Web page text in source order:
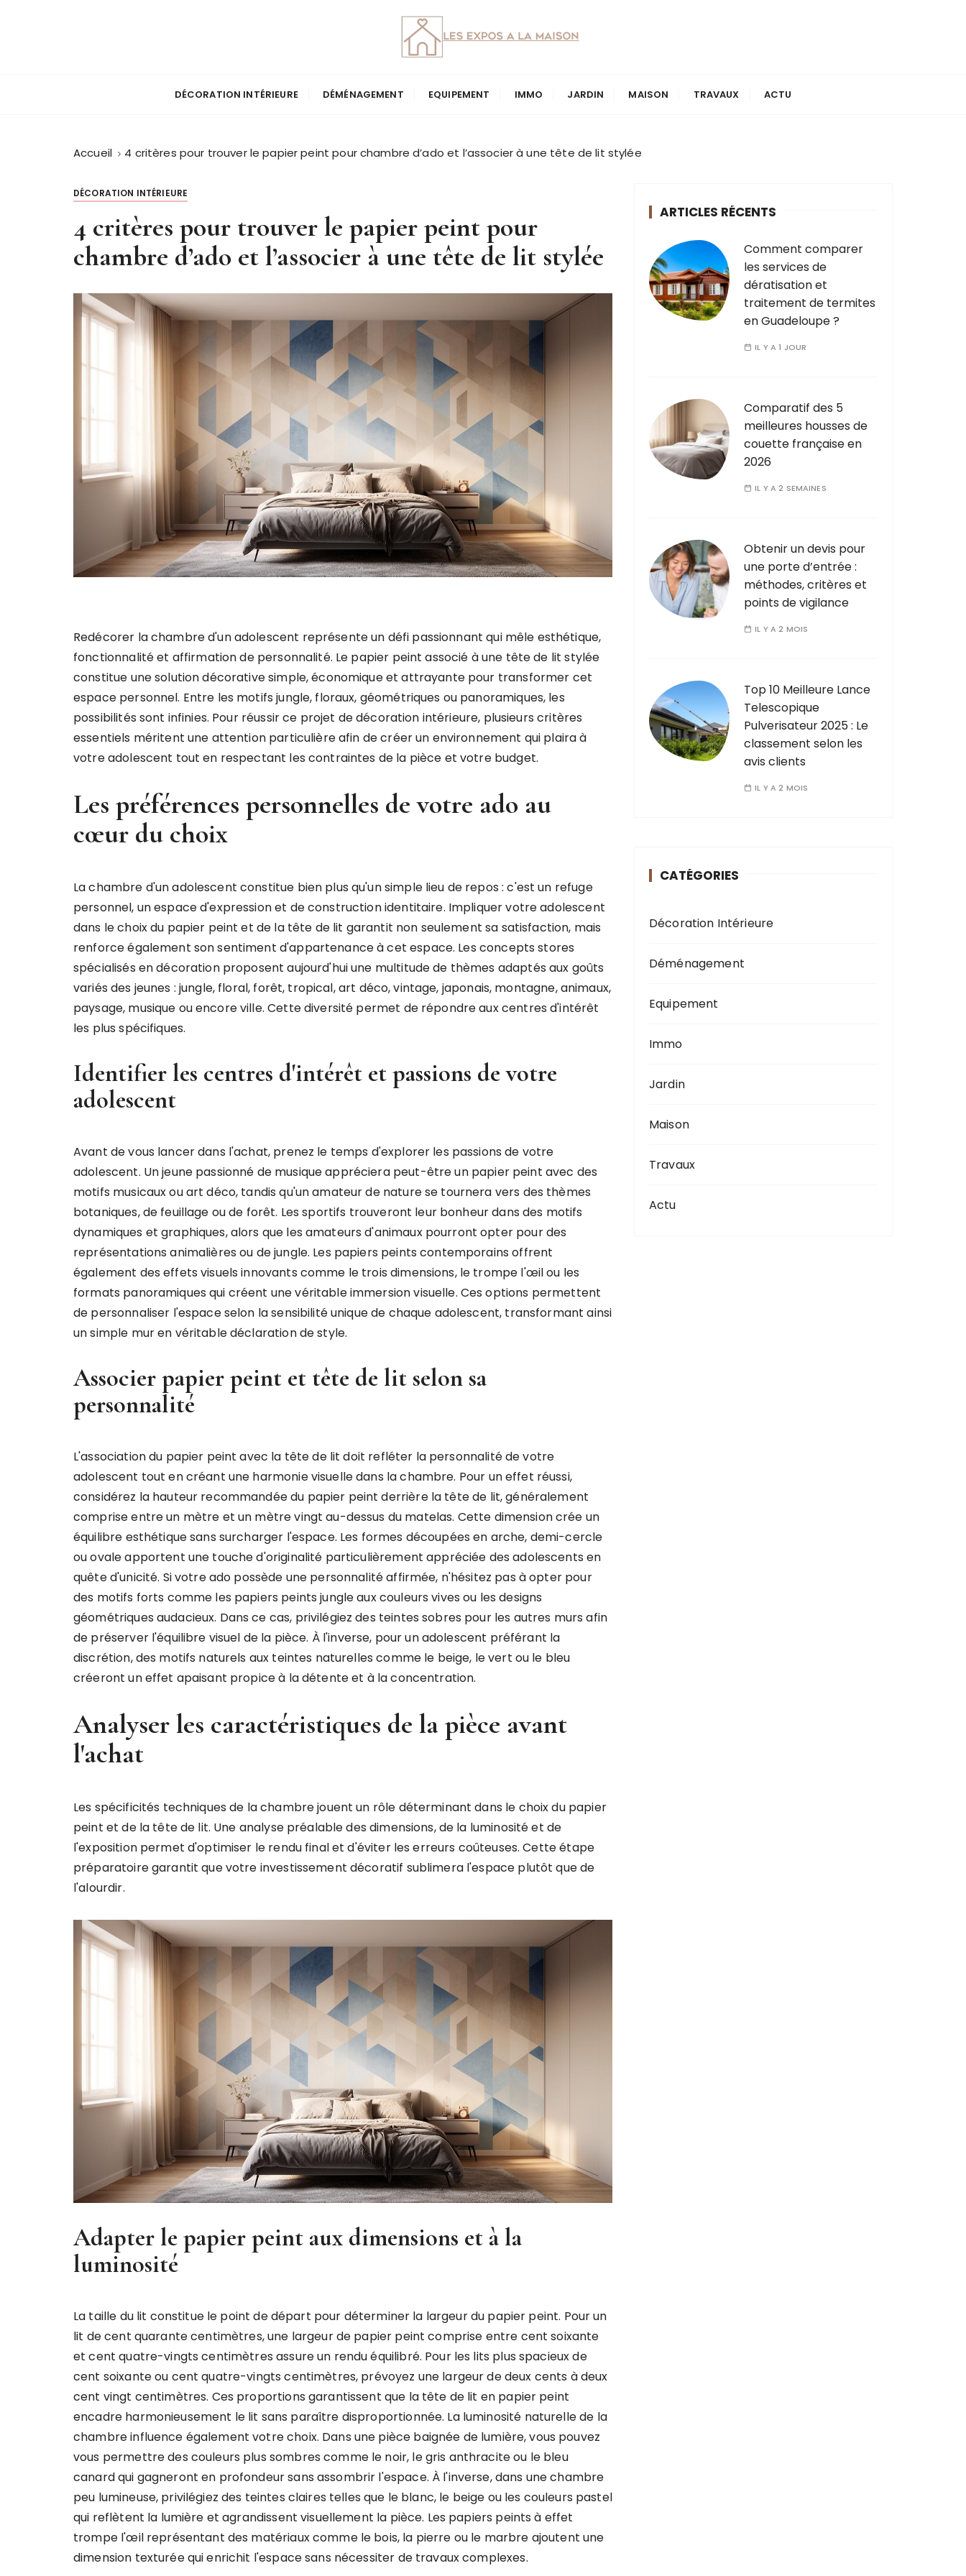
Les expos a la maison |
DÉCORATION INTÉRIEURE DÉMÉNAGEMENT EQUIPEMENT IMMO JARDIN MAISON TRAVAUX ACTU
Accueil 4 critères pour trouver le papier peint pour chambre d’ado et l’associer à une tête de lit stylée
DÉCORATION INTÉRIEURE
4 critères pour trouver le papier peint pour
chambre d’ado et l’associer à une tête de lit stylée
Redécorer la chambre d'un adolescent représente un défi passionnant qui mêle esthétique,
fonctionnalité et affirmation de personnalité. Le papier peint associé à une tête de lit stylée
constitue une solution décorative simple, économique et attrayante pour transformer cet
espace personnel. Entre les motifs jungle, floraux, géométriques ou panoramiques, les
possibilités sont infinies. Pour réussir ce projet de décoration intérieure, plusieurs critères
essentiels méritent une attention particulière afin de créer un environnement qui plaira à
votre adolescent tout en respectant les contraintes de la pièce et votre budget.
Les préférences personnelles de votre ado au
cœur du choix
La chambre d'un adolescent constitue bien plus qu'un simple lieu de repos : c'est un refuge
personnel, un espace d'expression et de construction identitaire. Impliquer votre adolescent
dans le choix du papier peint et de la tête de lit garantit non seulement sa satisfaction, mais
renforce également son sentiment d'appartenance à cet espace. Les concepts stores
spécialisés en décoration proposent aujourd'hui une multitude de thèmes adaptés aux goûts
variés des jeunes : jungle, floral, forêt, tropical, art déco, vintage, japonais, montagne, animaux,
paysage, musique ou encore ville. Cette diversité permet de répondre aux centres d'intérêt
les plus spécifiques.
Identifier les centres d'intérêt et passions de votre
adolescent
Avant de vous lancer dans l'achat, prenez le temps d'explorer les passions de votre
adolescent. Un jeune passionné de musique appréciera peut-être un papier peint avec des
motifs musicaux ou art déco, tandis qu'un amateur de nature se tournera vers des thèmes
botaniques, de feuillage ou de forêt. Les sportifs trouveront leur bonheur dans des motifs
dynamiques et graphiques, alors que les amateurs d'animaux pourront opter pour des
représentations animalières ou de jungle. Les papiers peints contemporains offrent
également des effets visuels innovants comme le trois dimensions, le trompe l'œil ou les
formats panoramiques qui créent une véritable immersion visuelle. Ces options permettent
de personnaliser l'espace selon la sensibilité unique de chaque adolescent, transformant ainsi
un simple mur en véritable déclaration de style.
Associer papier peint et tête de lit selon sa
personnalité
L'association du papier peint avec la tête de lit doit refléter la personnalité de votre
adolescent tout en créant une harmonie visuelle dans la chambre. Pour un effet réussi,
considérez la hauteur recommandée du papier peint derrière la tête de lit, généralement
comprise entre un mètre et un mètre vingt au-dessus du matelas. Cette dimension crée un
équilibre esthétique sans surcharger l'espace. Les formes découpées en arche, demi-cercle
ou ovale apportent une touche d'originalité particulièrement appréciée des adolescents en
quête d'unicité. Si votre ado possède une personnalité affirmée, n'hésitez pas à opter pour
des motifs forts comme les papiers peints jungle aux couleurs vives ou les designs
géométriques audacieux. Dans ce cas, privilégiez des teintes sobres pour les autres murs afin
de préserver l'équilibre visuel de la pièce. À l'inverse, pour un adolescent préférant la
discrétion, des motifs naturels aux teintes naturelles comme le beige, le vert ou le bleu
créeront un effet apaisant propice à la détente et à la concentration.
Analyser les caractéristiques de la pièce avant
l'achat
Les spécificités techniques de la chambre jouent un rôle déterminant dans le choix du papier
peint et de la tête de lit. Une analyse préalable des dimensions, de la luminosité et de
l'exposition permet d'optimiser le rendu final et d'éviter les erreurs coûteuses. Cette étape
préparatoire garantit que votre investissement décoratif sublimera l'espace plutôt que de
l'alourdir.
Adapter le papier peint aux dimensions et à la
luminosité
La taille du lit constitue le point de départ pour déterminer la largeur du papier peint. Pour un
lit de cent quarante centimètres, une largeur de papier peint comprise entre cent soixante
et cent quatre-vingts centimètres assure un rendu équilibré. Pour les lits plus spacieux de
cent soixante ou cent quatre-vingts centimètres, prévoyez une largeur de deux cents à deux
cent vingt centimètres. Ces proportions garantissent que la tête de lit en papier peint
encadre harmonieusement le lit sans paraître disproportionnée. La luminosité naturelle de la
chambre influence également votre choix. Dans une pièce baignée de lumière, vous pouvez
vous permettre des couleurs plus sombres comme le noir, le gris anthracite ou le bleu
canard qui gagneront en profondeur sans assombrir l'espace. À l'inverse, dans une chambre
peu lumineuse, privilégiez des teintes claires telles que le blanc, le beige ou les couleurs pastel
qui reflètent la lumière et agrandissent visuellement la pièce. Les papiers peints à effet
trompe l'œil représentant des matériaux comme le bois, la pierre ou le marbre ajoutent une
dimension texturée qui enrichit l'espace sans nécessiter de travaux complexes.
ARTICLES RÉCENTS
Comment comparer
les services de
dératisation et
traitement de termites
en Guadeloupe ?
IL Y A 1 JOUR
Comparatif des 5
meilleures housses de
couette française en
2026
IL Y A 2 SEMAINES
Obtenir un devis pour
une porte d’entrée :
méthodes, critères et
points de vigilance
IL Y A 2 MOIS
Top 10 Meilleure Lance
Telescopique
Pulverisateur 2025 : Le
classement selon les
avis clients
IL Y A 2 MOIS
CATÉGORIES
Décoration Intérieure
Déménagement
Equipement
Immo
Jardin
Maison
Travaux
Actu